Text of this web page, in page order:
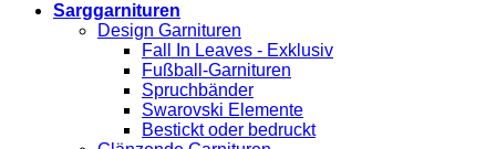
Sarggarnituren
Design Garnituren
Fall In Leaves - Exklusiv
Fußball-Garnituren
Spruchbänder
Swarovski Elemente
Bestickt oder bedruckt